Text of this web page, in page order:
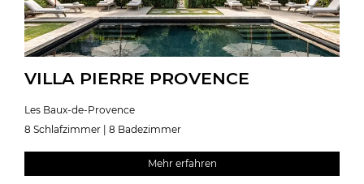
VILLA PIERRE PROVENCE
Les Baux-de-Provence
8 Schlafzimmer | 8 Badezimmer
Mehr erfahren